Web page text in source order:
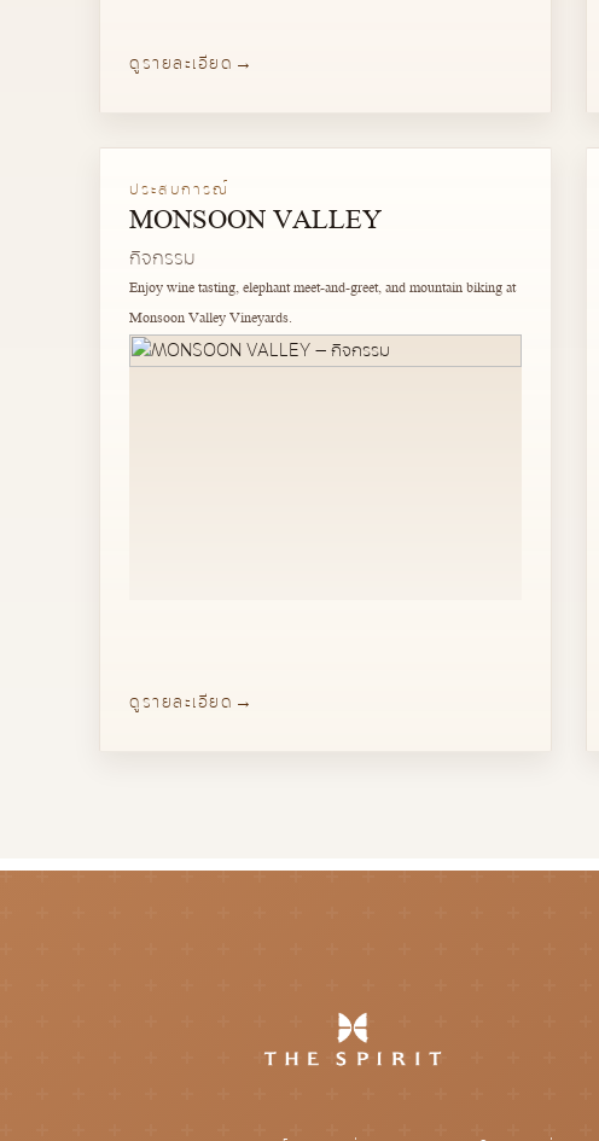
ดูรายละเอียด
ประสบการณ์
MONSOON VALLEY
กิจกรรม
Enjoy wine tasting, elephant meet-and-greet, and mountain biking at
Monsoon Valley Vineyards.
ดูรายละเอียด